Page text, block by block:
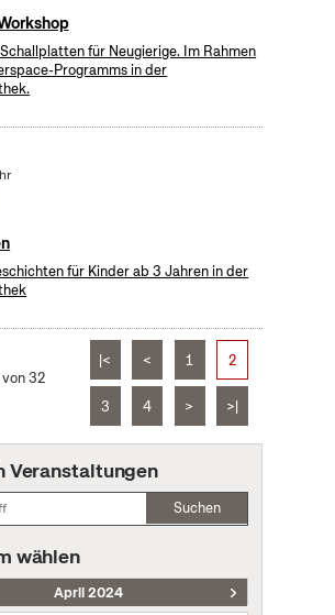
für Neugierige. Im Rahmen
Programms in der
für Kinder ab 3 Jahren in der
32
|< < 1 2
3 4 > >|
Veranstaltungen
Suchen
wählen
April 2024